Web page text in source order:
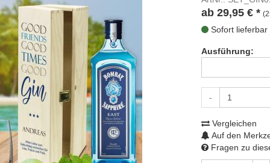
ab 29,95 € *
Sofort lieferbar
Ausführung:
-
Vergleichen
Auf den
Fragen zu